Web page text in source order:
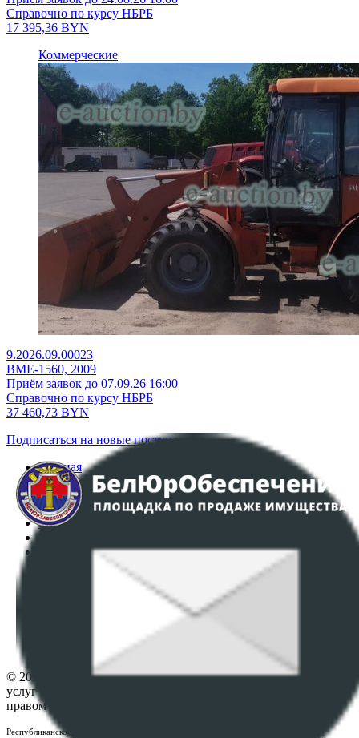
Справочно по курсу НБРБ
17 395,36 BYN
Коммерческие
9.2026.09.00023
ВМЕ-1560, 2009
Приём заявок до 07.09.26 16:00
Справочно по курсу НБРБ
37 460,73 BYN
Подписаться на новые поступления
Главная
Аукционы
Интернет-магазин
Регламент организации и проведения торгов
Политика в отношении обработки персональных
ПОЛОЖЕНИЕ О ПОЛИТИКЕ ОБРАБОТКИ COOKIE-
Настройки cookie-файлов
© 2026 Республиканское унитарное предприятие по оказанию
услуг "БелЮрОбеспечение" - Все права защищены авторским
правом
Республиканское унитарное предприятие по оказанию услуг "БелЮрОбеспечение"